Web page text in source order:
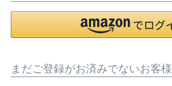
ンキング
まだご登録がお済みでないお客様